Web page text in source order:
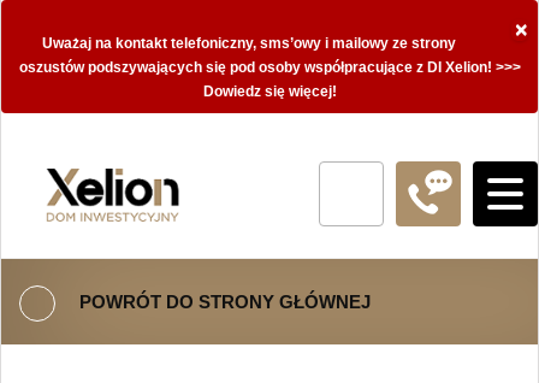
×
Uważaj na kontakt telefoniczny, sms’owy i mailowy ze strony
oszustów podszywających się pod osoby współpracujące z DI Xelion! >>>
Dowiedz się więcej!
POWRÓT DO STRONY GŁÓWNEJ